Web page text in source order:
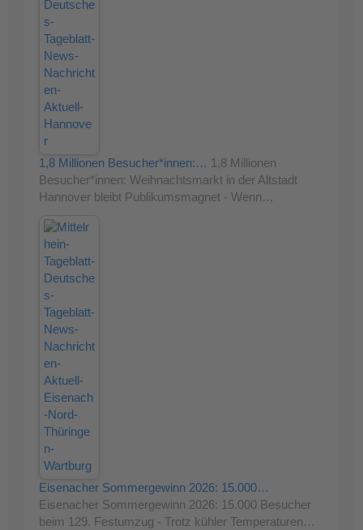
1,8 Millionen Besucher*innen:… 1,8 Millionen
Besucher*innen: Weihnachtsmarkt in der Altstadt
Hannover bleibt Publikumsmagnet - Wenn…
Eisenacher Sommergewinn 2026: 15.000…
Eisenacher Sommergewinn 2026: 15.000 Besucher
beim 129. Festumzug - Trotz kühler Temperaturen…